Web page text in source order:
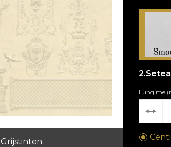
Grijstinten
Lungime